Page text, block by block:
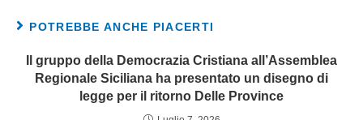
POTREBBE ANCHE PIACERTI
Il gruppo della Democrazia Cristiana all’Assemblea
Regionale Siciliana ha presentato un disegno di
legge per il ritorno Delle Province